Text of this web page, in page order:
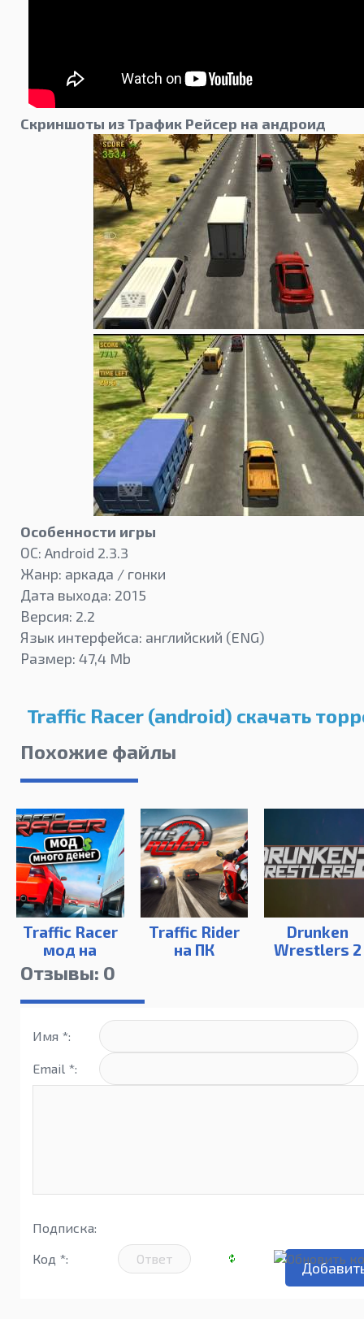
Скриншоты из Трафик Рейсер на андроид
Особенности игры
ОС: Android 2.3.3
Жанр: аркада / гонки
Дата выхода: 2015
Версия: 2.2
Язык интерфейса: английский (ENG)
Размер: 47,4 Mb
Traffic Racer (android) скачать
Похожие файлы
Traffic Racer
мод на
деньги
Traffic Rider
на ПК
Drunken
Wrestlers 2
Отзывы: 0
Имя *:
Email *:
Подписка:
Код *: